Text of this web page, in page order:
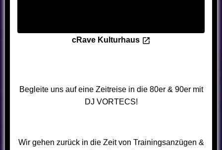
cRave Kulturhaus
Begleite uns auf eine Zeitreise in die 80er & 90er mit
DJ VORTECS!
Wir gehen zurück in die Zeit von Trainingsanzügen &